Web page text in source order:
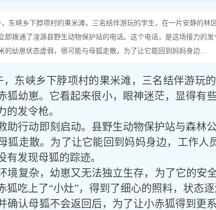
，东峡乡下脖项村的果米滩，三名结伴游玩的学生，在一片安静的
即拨通了湟源县野生动物保护站的电话。这个电话，是这场接力的
的幼崽状态虚弱，很可能与母狐走散。为了让它能回到妈妈身边...
，东峡乡下脖项村的果米滩，三名结伴游
狐幼崽。它看起来很小，眼神迷茫，显得
的发令枪。
助行动即刻启动。县野生动物保护站与森林
狐走散。为了让它能回到妈妈身边，工作人
有发现母狐的踪迹。
境复杂，幼崽又无法独立生存，为了它的安
狐吃上了“小灶”，得到了细心的照料，状态逐
确认母狐不会返回后，为了让小赤狐得到更